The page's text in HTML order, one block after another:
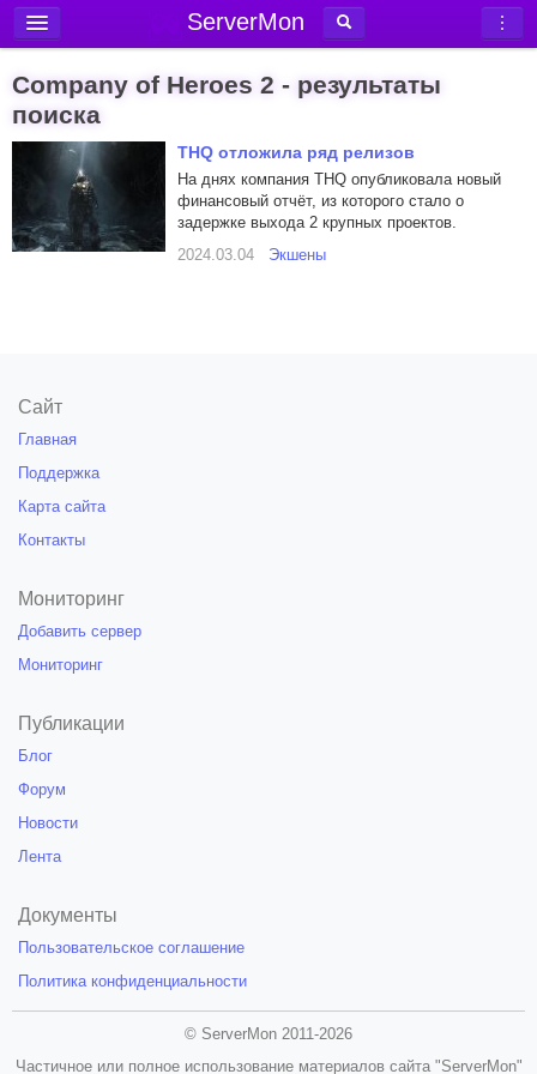
ServerMon
Новости
Статьи
Company of Heroes 2 - результаты
поиска
THQ отложила ряд релизов
На днях компания THQ опубликовала новый
финансовый отчёт, из которого стало о
задержке выхода 2 крупных проектов.
2024.03.04
Экшены
Сайт
Главная
Поддержка
Карта сайта
Контакты
Мониторинг
Добавить сервер
Мониторинг
Публикации
Блог
Форум
Новости
Лента
Документы
Пользовательское соглашение
Политика конфиденциальности
© ServerMon 2011-2026
Частичное или полное использование материалов сайта "ServerMon"